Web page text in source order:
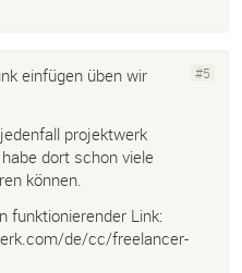
#5
einfügen üben wir
projektwerk
dort schon viele
können.
funktionierender Link:
de/cc/freelancer-